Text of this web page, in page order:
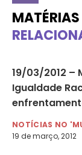
MATÉRIAS
19/03/2012 –
Igualdade
NOTÍCIAS NO
19 de março, 2012